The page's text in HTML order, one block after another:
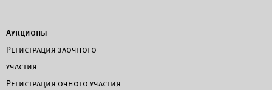
Аукционы
Регистрация заочного
участия
Регистрация очного участия